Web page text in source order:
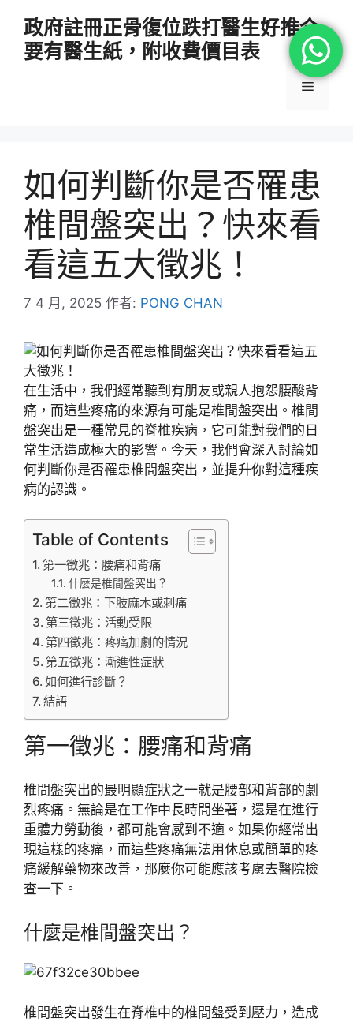
政府註冊正骨復位跌打醫生好推介
要有醫生紙，附收費價目表
選
如何判斷你是否罹患
椎間盤突出？快來看
看這五大徵兆！
7 4 月, 2025 作者: PONG CHAN
在生活中，我們經常聽到有朋友或親人抱怨腰酸背
痛，而這些疼痛的來源有可能是椎間盤突出。椎間
盤突出是一種常見的脊椎疾病，它可能對我們的日
常生活造成極大的影響。今天，我們會深入討論如
何判斷你是否罹患椎間盤突出，並提升你對這種疾
病的認識。
Table of Contents
第一徵兆：腰痛和背痛
什麼是椎間盤突出？
第二徵兆：下肢麻木或刺痛
第三徵兆：活動受限
第四徵兆：疼痛加劇的情況
第五徵兆：漸進性症狀
如何進行診斷？
結語
第一徵兆：腰痛和背痛
椎間盤突出的最明顯症狀之一就是腰部和背部的劇
烈疼痛。無論是在工作中長時間坐著，還是在進行
重體力勞動後，都可能會感到不適。如果你經常出
現這樣的疼痛，而這些疼痛無法用休息或簡單的疼
痛緩解藥物來改善，那麼你可能應該考慮去醫院檢
查一下。
什麼是椎間盤突出？
椎間盤突出發生在脊椎中的椎間盤受到壓力，造成